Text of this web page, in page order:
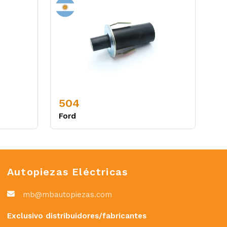
504
Ford
Autopiezas Eléctricas
mb@mbautopiezas.com
Exclusivo distribuidores/fabricantes